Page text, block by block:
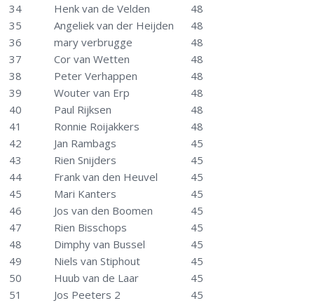
34
Henk van de Velden
48
35
Angeliek van der Heijden
48
36
mary verbrugge
48
37
Cor van Wetten
48
38
Peter Verhappen
48
39
Wouter van Erp
48
40
Paul Rijksen
48
41
Ronnie Roijakkers
48
42
Jan Rambags
45
43
Rien Snijders
45
44
Frank van den Heuvel
45
45
Mari Kanters
45
46
Jos van den Boomen
45
47
Rien Bisschops
45
48
Dimphy van Bussel
45
49
Niels van Stiphout
45
50
Huub van de Laar
45
51
Jos Peeters 2
45